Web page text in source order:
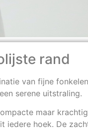
rand
van fijne
serene uitstraling.
maar
iedere hoek. De